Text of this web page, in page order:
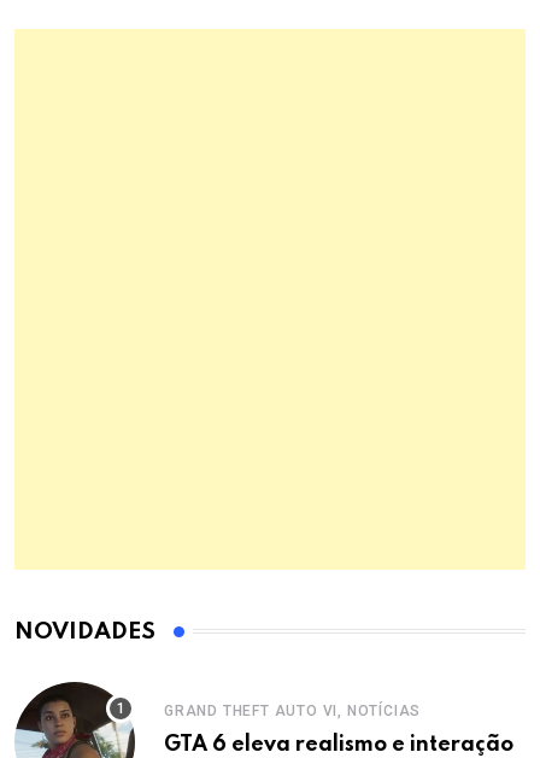
NOVIDADES
GRAND THEFT AUTO VI, NOTÍCIAS
GTA 6 eleva realismo e interação